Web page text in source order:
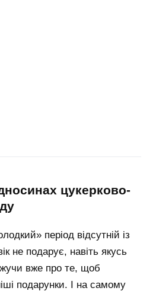
період відсутній із
не подарує, навіть якусь
вже про те, щоб
подарунки. І на самому